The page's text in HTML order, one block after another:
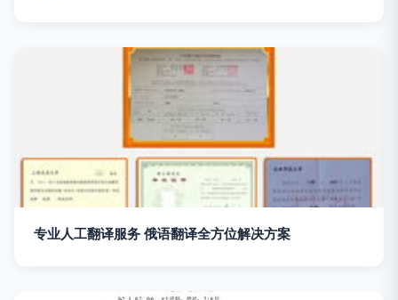
专业人工翻译服务 俄语翻译全方位解决方案